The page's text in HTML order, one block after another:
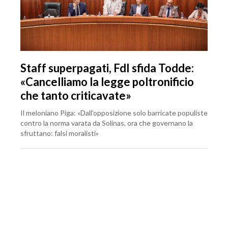
Staff superpagati, FdI sfida Todde:
«Cancelliamo la legge poltronificio
che tanto criticavate»
Il meloniano Piga: «Dall’opposizione solo barricate populiste
contro la norma varata da Solinas, ora che governano la
sfruttano: falsi moralisti»